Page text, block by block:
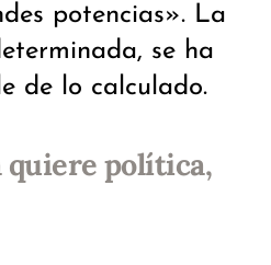
potencias». La
se ha
de lo calculado.
quiere política,